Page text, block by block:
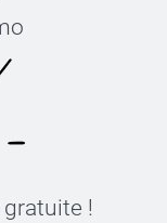
!